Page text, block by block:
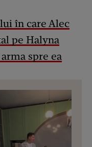
în care Alec
pe Halyna
spre ea